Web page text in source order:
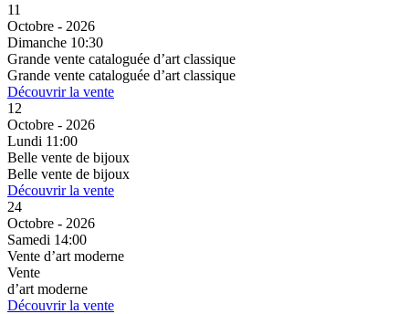
11
Octobre - 2026
Dimanche 10:30
Grande vente cataloguée d’art classique
Grande vente cataloguée d’art classique
Découvrir la vente
12
Octobre - 2026
Lundi 11:00
Belle vente de bijoux
Belle vente de bijoux
Découvrir la vente
24
Octobre - 2026
Samedi 14:00
Vente d’art moderne
Vente
d’art moderne
Découvrir la vente